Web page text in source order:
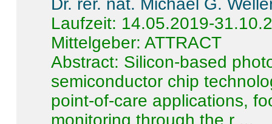
Dr. rer. nat. Michael G.
Laufzeit: 14.05.2019-
Mittelgeber: ATTRACT
Abstract: Silicon-based
semiconductor chip
point-of-care applications,
monitoring through the r ...